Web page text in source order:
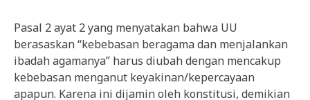
Pasal 2 ayat 2 yang menyatakan bahwa UU
berasaskan “kebebasan beragama dan menjalankan
ibadah agamanya” harus diubah dengan mencakup
kebebasan menganut keyakinan/kepercayaan
apapun. Karena ini dijamin oleh konstitusi, demikian